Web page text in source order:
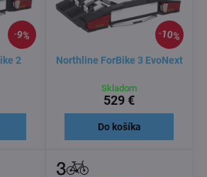
9%
2
10%
Northline ForBike 3 EvoNext
Skladom
529 €
Do košíka